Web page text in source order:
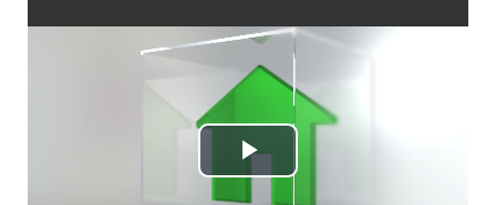
Play